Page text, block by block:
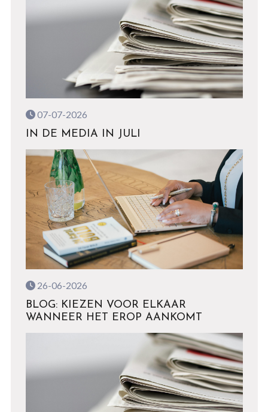
07-07-2026
IN DE MEDIA IN JULI
26-06-2026
BLOG: KIEZEN VOOR ELKAAR
WANNEER HET EROP AANKOMT